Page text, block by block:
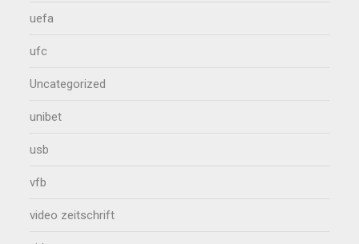
uefa
ufc
Uncategorized
unibet
usb
vfb
video zeitschrift